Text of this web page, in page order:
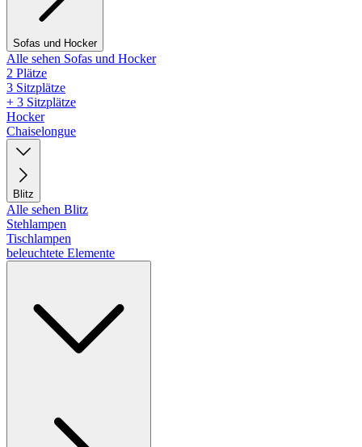
Sofas und Hocker
Alle sehen Sofas und Hocker
2 Plätze
3 Sitzplätze
+ 3 Sitzplätze
Hocker
Chaiselongue
Blitz
Alle sehen Blitz
Stehlampen
Tischlampen
beleuchtete Elemente